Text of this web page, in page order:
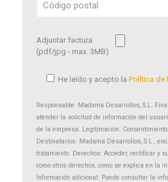
Adjuntar factura
(pdf/jpg - max. 3MB)
He leído y acepto la Política de
Responsable: Madama Desarrollos, S.L.
atender la solicitud de información del
de la empresa. Legitimación:
Destinatarios: Madama Desarrollos, S.L.,
tratamiento. Derechos: Acceder, rectificar y
como otros derechos, como se explica en la
Información adicional: Puede consultar la